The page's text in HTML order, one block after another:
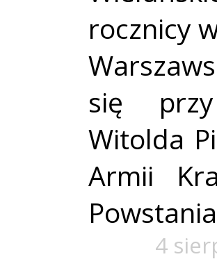
rocznicy
się
Witolda
Armii
4